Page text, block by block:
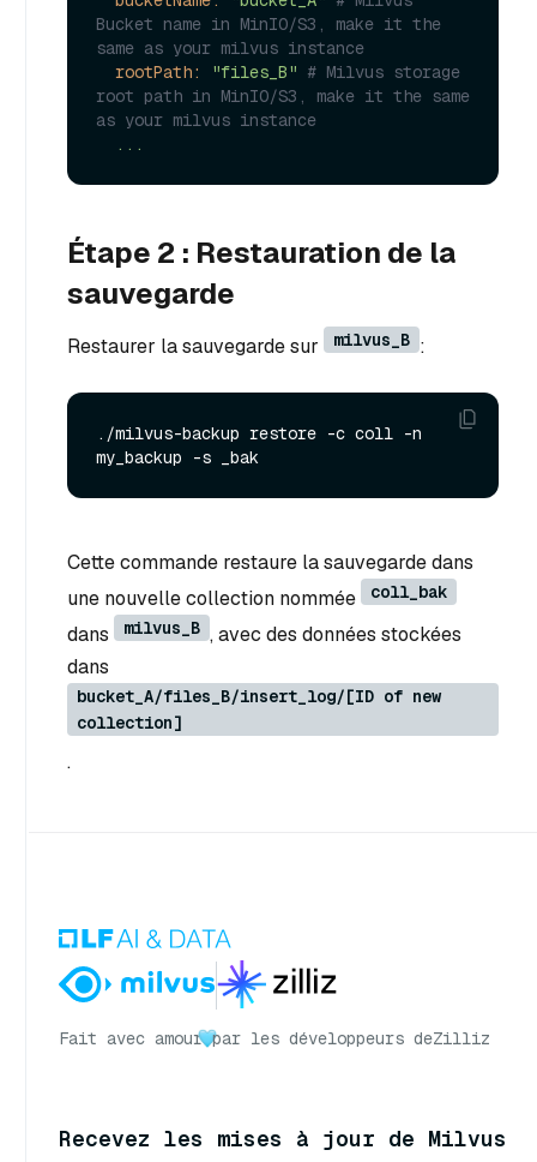
Bucket name in MinIO/S3, make it the
same as your milvus instance
rootPath:
"files_B" # Milvus storage
root path in MinIO/S3, make it the same
as your milvus instance
...
Étape 2 : Restauration de la
sauvegarde
Restaurer la sauvegarde sur milvus_B :
./milvus-backup restore -c coll -n
Cette commande restaure la sauvegarde dans
une nouvelle collection nommée
coll_bak
dans milvus_B , avec des données stockées
dans
bucket_A/files_B/insert_log/[ID of new
collection]
.
Fait avec amour par les développeurs deZilliz
Recevez les mises à jour de Milvus